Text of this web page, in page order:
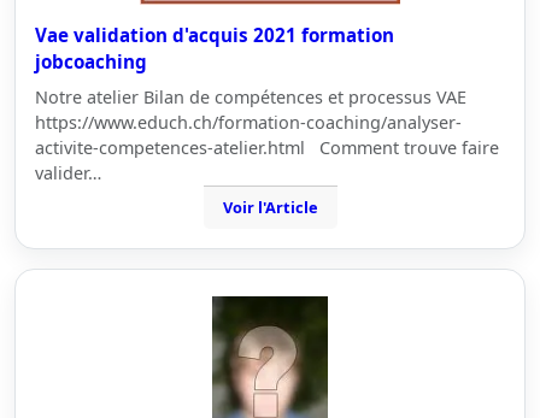
Vae validation d'acquis 2021 formation
jobcoaching
Notre atelier Bilan de compétences et processus VAE
https://www.educh.ch/formation-coaching/analyser-
activite-competences-atelier.html Comment trouve faire
valider…
Voir l'Article